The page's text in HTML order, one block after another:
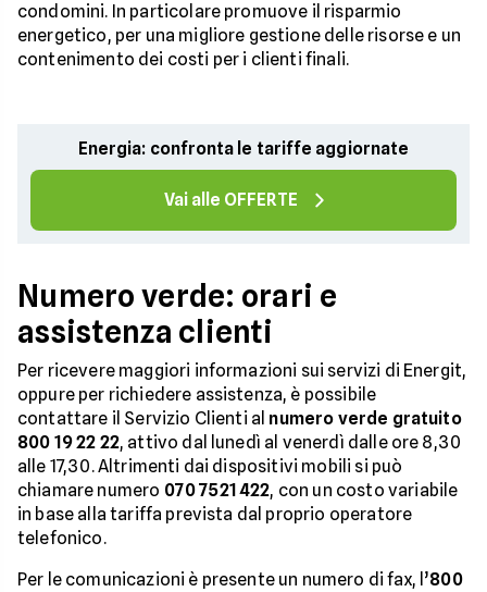
condomini. In particolare promuove il risparmio
energetico, per una migliore gestione delle risorse e un
contenimento dei costi per i clienti finali.
Energia: confronta le tariffe aggiornate
Vai alle OFFERTE
Numero verde: orari e
assistenza clienti
Per ricevere maggiori informazioni sui servizi di Energit,
oppure per richiedere assistenza, è possibile
contattare il Servizio Clienti al numero verde gratuito
800 19 22 22, attivo dal lunedì al venerdì dalle ore 8,30
alle 17,30. Altrimenti dai dispositivi mobili si può
chiamare numero 070 7521 422, con un costo variabile
in base alla tariffa prevista dal proprio operatore
telefonico.
Per le comunicazioni è presente un numero di fax, l’800